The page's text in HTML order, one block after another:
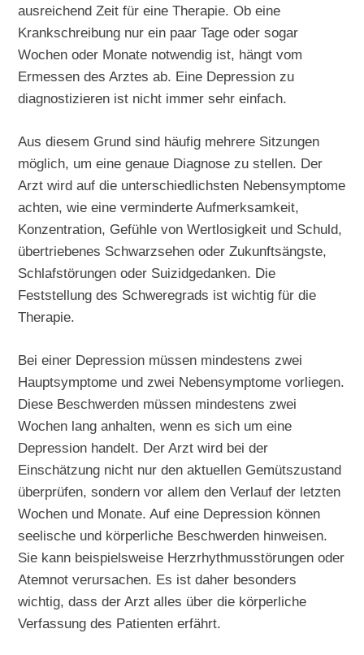
ausreichend Zeit für eine Therapie. Ob eine
Krankschreibung nur ein paar Tage oder sogar
Wochen oder Monate notwendig ist, hängt vom
Ermessen des Arztes ab. Eine Depression zu
diagnostizieren ist nicht immer sehr einfach.
Aus diesem Grund sind häufig mehrere Sitzungen
möglich, um eine genaue Diagnose zu stellen. Der
Arzt wird auf die unterschiedlichsten Nebensymptome
achten, wie eine verminderte Aufmerksamkeit,
Konzentration, Gefühle von Wertlosigkeit und Schuld,
übertriebenes Schwarzsehen oder Zukunftsängste,
Schlafstörungen oder Suizidgedanken. Die
Feststellung des Schweregrads ist wichtig für die
Therapie.
Bei einer Depression müssen mindestens zwei
Hauptsymptome und zwei Nebensymptome vorliegen.
Diese Beschwerden müssen mindestens zwei
Wochen lang anhalten, wenn es sich um eine
Depression handelt. Der Arzt wird bei der
Einschätzung nicht nur den aktuellen Gemütszustand
überprüfen, sondern vor allem den Verlauf der letzten
Wochen und Monate. Auf eine Depression können
seelische und körperliche Beschwerden hinweisen.
Sie kann beispielsweise Herzrhythmusstörungen oder
Atemnot verursachen. Es ist daher besonders
wichtig, dass der Arzt alles über die körperliche
Verfassung des Patienten erfährt.